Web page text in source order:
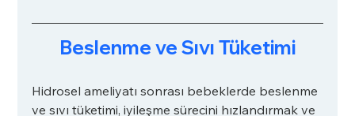
Beslenme ve Sıvı Tüketimi
Hidrosel ameliyatı sonrası bebeklerde beslenme
ve sıvı tüketimi, iyileşme sürecini hızlandırmak ve